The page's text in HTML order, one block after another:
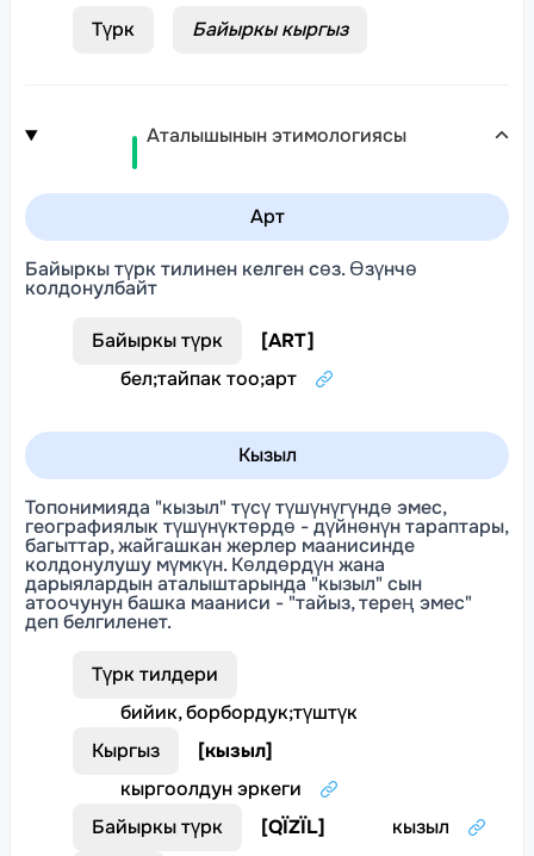
Түрк Байыркы кыргыз
Аталышынын этимологиясы
Арт
Байыркы түрк тилинен келген сөз. Өзүнчө
колдонулбайт
Байыркы түрк [ART]
бел;тайпак тоо;арт
Кызыл
Топонимияда "кызыл" түсү түшүнүгүндө эмес,
географиялык түшүнүктөрдө - дүйнөнүн тараптары,
багыттар, жайгашкан жерлер маанисинде
колдонулушу мүмкүн. Көлдөрдүн жана
дарыялардын аталыштарында "кызыл" сын
атоочунун башка мааниси - "тайыз, терең эмес"
деп белгиленет.
Түрк тилдери
бийик, борбордук;түштүк
Кыргыз
[кызыл]
кыргоолдун эркеги
Байыркы түрк
[QÏZÏL]
кызыл